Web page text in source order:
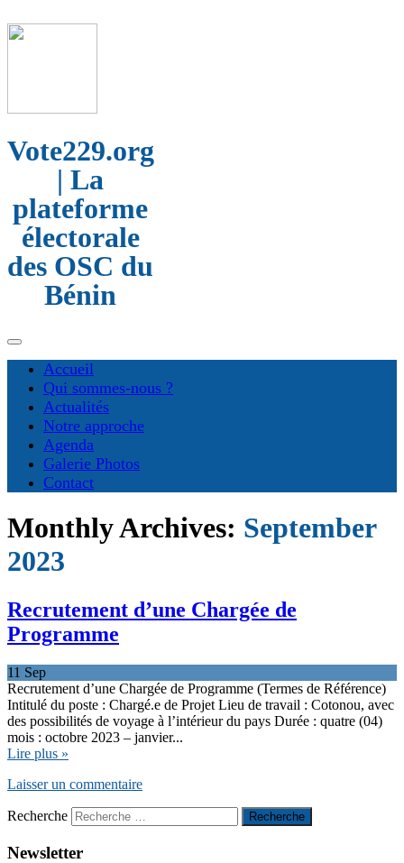
Vote229.org
| La
plateforme
électorale
des OSC du
Bénin
Accueil
Qui sommes-nous ?
Actualités
Notre approche
Agenda
Galerie Photos
Contact
Monthly Archives: September
2023
Recrutement d’une Chargée de
Programme
11 Sep
Recrutement d’une Chargée de Programme (Termes de Référence)
Intitulé du poste : Chargé.e de Projet Lieu de travail : Cotonou, avec
des possibilités de voyage à l’intérieur du pays Durée : quatre (04)
mois : octobre 2023 – janvier...
Lire plus »
Laisser un commentaire
Recherche
Newsletter